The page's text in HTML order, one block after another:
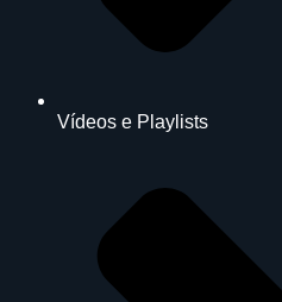
Vídeos e Playlists